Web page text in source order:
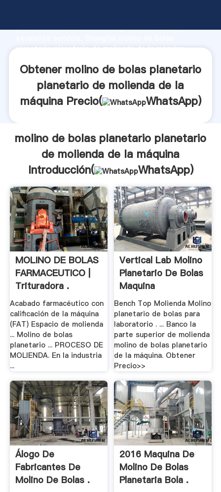
producción, fuerza de investigación avanzada y
planetario planetario de molienda de la máquina
clientes.
Obtener molino de bolas planetario
planetario de molienda de la
máquina Precio(
WhatsApp)
molino de bolas planetario planetario
de molienda de la máquina
Introducción(
WhatsApp)
MOLINO DE BOLAS
FARMACEUTICO |
Trituradora .
Acabado farmacéutico con
calificación de la máquina
(FAT) Espacio de molienda
... Molino de bolas
planetario ... PROCESO DE
MOLIENDA. En la industria
...
Vertical Lab Molino
Planetario De Bolas
Maquina
Bench Top Molienda Molino
planetario de bolas para
laboratorio . ... Banco la
parte superior de molienda
molino de bolas planetario
de la máquina. Obtener
Precio>>
Álogo De
Fabricantes De
Molino De Bolas .
2016 Maquina De
Molino De Bolas
Planetaria Bola .